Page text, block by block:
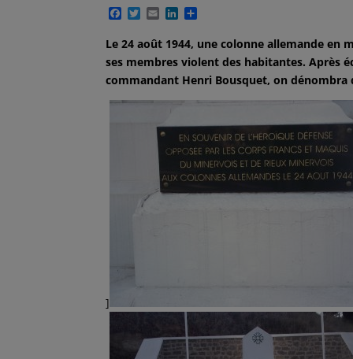
F
c
e
b
o
o
k
T
i
t
t
e
r
E
a
i
l
L
n
k
e
d
I
n
r
t
a
g
e
r
Le 24 août 1944, une colonne allemande en
ses membres violent des habitantes. Après
commandant Henri Bousquet, on
]